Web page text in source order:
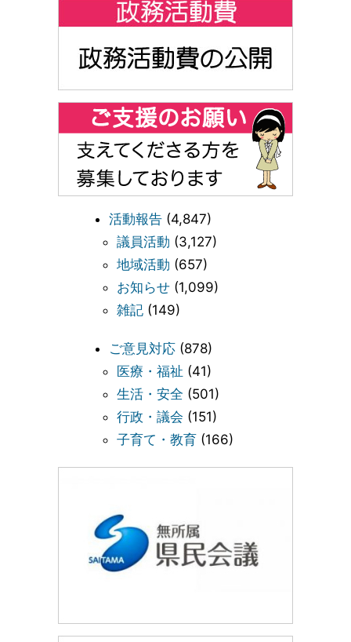
活動報告 (4,847)
議員活動 (3,127)
地域活動 (657)
お知らせ (1,099)
雑記 (149)
ご意見対応 (878)
医療・福祉 (41)
生活・安全 (501)
行政・議会 (151)
子育て・教育 (166)